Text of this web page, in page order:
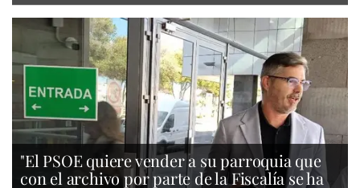
"El PSOE quiere vender a su parroquia que
con el archivo por parte de la Fiscalía se ha